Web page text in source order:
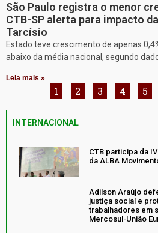
São Paulo registra o menor
CTB-SP alerta para impacto
Tarcísio
Estado teve crescimento de apenas
abaixo da média nacional, segundo
Leia mais »
1 2 3 4 5
INTERNACIONAL
CTB participa da
da ALBA
Adilson Araújo
justiça social e
trabalhadores em
Mercosul-União